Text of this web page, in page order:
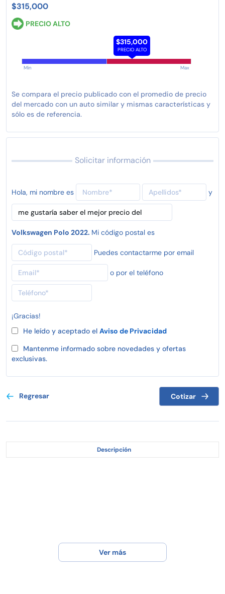
$315,000
PRECIO ALTO
$315,000
PRECIO ALTO
Min Max
Se compara el precio publicado con el promedio de precio
del mercado con un auto similar y mismas características y
sólo es de referencia.
Solicitar información
Hola, mi nombre es y
Volkswagen Polo 2022. Mi código postal es
Puedes contactarme por email
o por el teléfono
¡Gracias!
He leído y aceptado el Aviso de Privacidad
Mantenme informado sobre novedades y ofertas
exclusivas.
Regresar Cotizar
Descripción
Ver más